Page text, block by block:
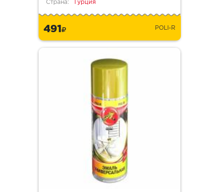
Страна: Турция
491 POLI-R